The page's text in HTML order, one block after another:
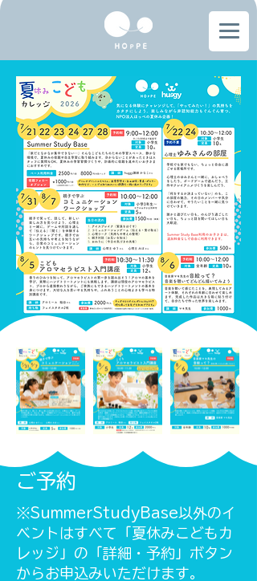
​ご予約
​※SummerStudyBase以外のイ
ベントはすべて「夏休みこどもカ
レッジ」の「詳細・予約」ボタン
からお申込みいただけます。